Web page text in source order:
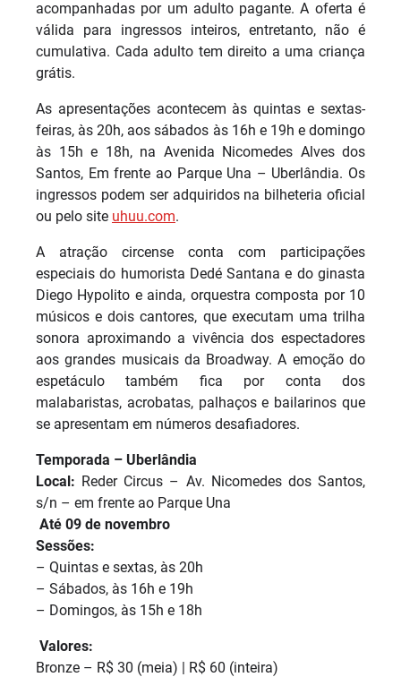
acompanhadas por um adulto pagante. A oferta é
válida para ingressos inteiros, entretanto, não é
cumulativa. Cada adulto tem direito a uma criança
grátis.
As apresentações acontecem às quintas e sextas-
feiras, às 20h, aos sábados às 16h e 19h e domingo
às 15h e 18h, na Avenida Nicomedes Alves dos
Santos, Em frente ao Parque Una – Uberlândia. Os
ingressos podem ser adquiridos na bilheteria oficial
ou pelo site uhuu.com.
A atração circense conta com participações
especiais do humorista Dedé Santana e do ginasta
Diego Hypolito e ainda, orquestra composta por 10
músicos e dois cantores, que executam uma trilha
sonora aproximando a vivência dos espectadores
aos grandes musicais da Broadway. A emoção do
espetáculo também fica por conta dos
malabaristas, acrobatas, palhaços e bailarinos que
se apresentam em números desafiadores.
Temporada – Uberlândia
Local: Reder Circus – Av. Nicomedes dos Santos,
s/n – em frente ao Parque Una
Até 09 de novembro
Sessões:
– Quintas e sextas, às 20h
– Sábados, às 16h e 19h
– Domingos, às 15h e 18h
Valores:
Bronze – R$ 30 (meia) | R$ 60 (inteira)